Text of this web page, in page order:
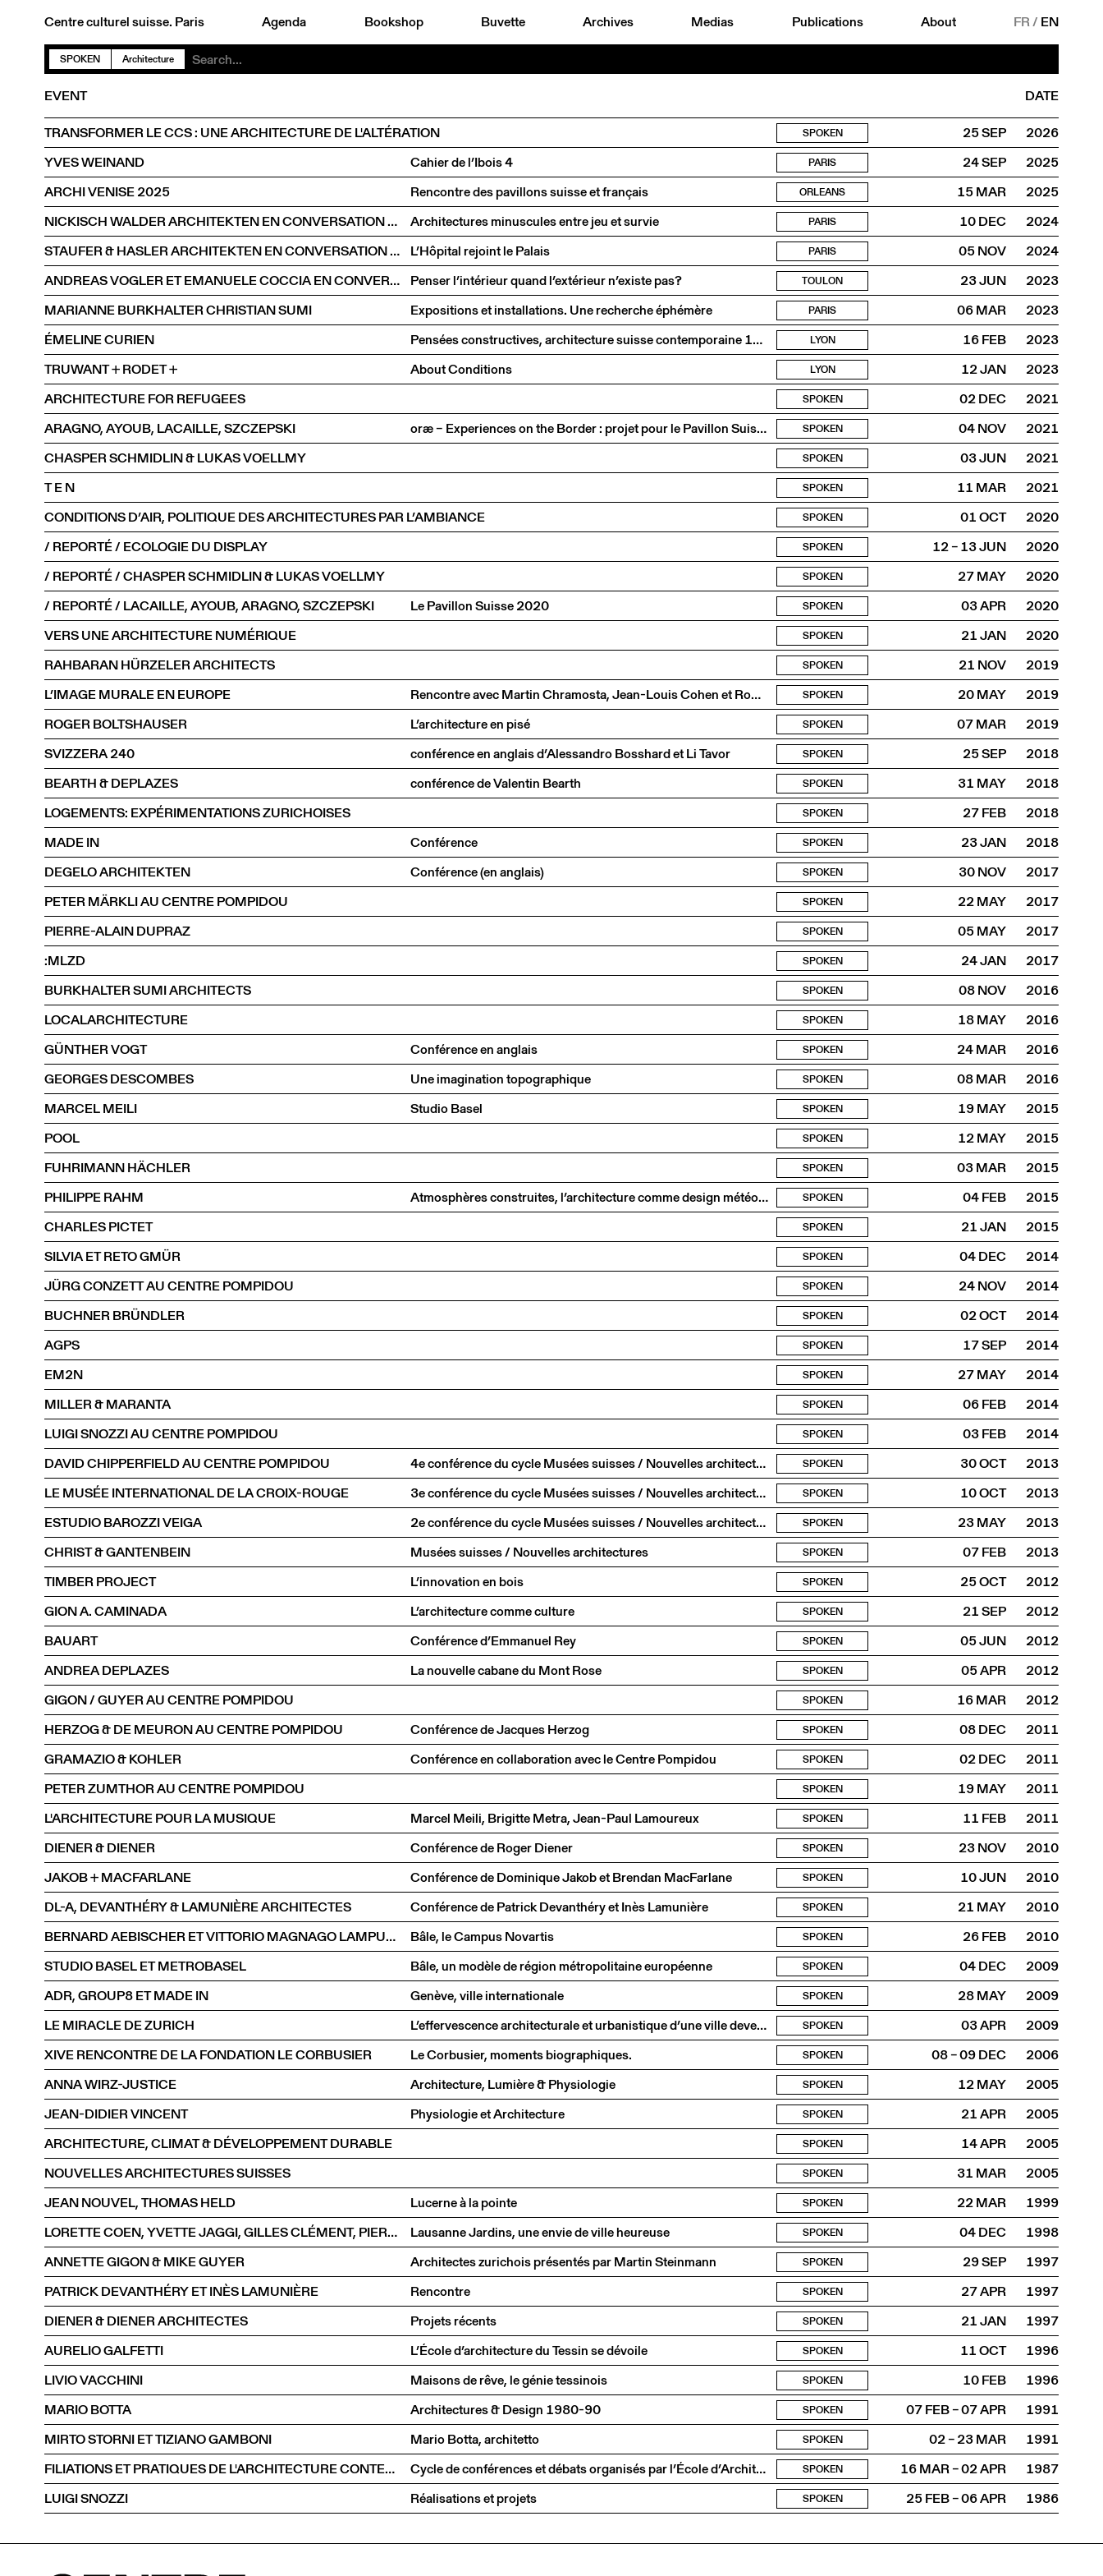
Centre culturel suisse. Paris Agenda Bookshop Buvette Archives Medias Publications About FR/ EN
SPOKEN Architecture
EVENT
DATE
TRANSFORMER LE CCS : UNE ARCHITECTURE DE L'ALTÉRATION
SPOKEN 25 SEP
2026
YVES WEINAND
Cahier de l’Ibois 4 PARIS 24 SEP
2025
ARCHI VENISE 2025
Rencontre des pavillons suisse et français ORLEANS 15 MAR
2025
NICKISCH WALDER ARCHITEKTEN EN CONVERSATION AVEC OLIVIA FUNES LASTRA
Architectures minuscules entre jeu et survie PARIS 10 DEC
2024
STAUFER & HASLER ARCHITEKTEN EN CONVERSATION AVEC BENOÎT PIÉRON
L’Hôpital rejoint le Palais PARIS 05 NOV
2024
ANDREAS VOGLER ET EMANUELE COCCIA EN CONVERSATION AVEC CHARLOTTE POUPON
Penser l’intérieur quand l’extérieur n’existe pas? TOULON 23 JUN
2023
MARIANNE BURKHALTER CHRISTIAN SUMI
Expositions et installations. Une recherche éphémère PARIS 06 MAR
2023
ÉMELINE CURIEN
Pensées constructives, architecture suisse contemporaine 1980-2000 LYON 16 FEB
2023
TRUWANT + RODET +
About Conditions LYON 12 JAN
2023
ARCHITECTURE FOR REFUGEES
SPOKEN 02 DEC
2021
ARAGNO, AYOUB, LACAILLE, SZCZEPSKI
oræ – Experiences on the Border : projet pour le Pavillon Suisse 2021 SPOKEN 04 NOV
2021
CHASPER SCHMIDLIN & LUKAS VOELLMY
SPOKEN 03 JUN
2021
T E N
SPOKEN 11 MAR
2021
CONDITIONS D’AIR, POLITIQUE DES ARCHITECTURES PAR L’AMBIANCE
SPOKEN 01 OCT
2020
/ REPORTÉ / ECOLOGIE DU DISPLAY
SPOKEN 12 – 13 JUN
2020
/ REPORTÉ / CHASPER SCHMIDLIN & LUKAS VOELLMY
SPOKEN 27 MAY
2020
/ REPORTÉ / LACAILLE, AYOUB, ARAGNO, SZCZEPSKI
Le Pavillon Suisse 2020 SPOKEN 03 APR
2020
VERS UNE ARCHITECTURE NUMÉRIQUE
SPOKEN 21 JAN
2020
RAHBARAN HÜRZELER ARCHITECTS
SPOKEN 21 NOV
2019
L’IMAGE MURALE EN EUROPE
Rencontre avec Martin Chramosta, Jean-Louis Cohen et Romy Golan SPOKEN 20 MAY
2019
ROGER BOLTSHAUSER
L’architecture en pisé SPOKEN 07 MAR
2019
SVIZZERA 240
conférence en anglais d’Alessandro Bosshard et Li Tavor SPOKEN 25 SEP
2018
BEARTH & DEPLAZES
conférence de Valentin Bearth SPOKEN 31 MAY
2018
LOGEMENTS: EXPÉRIMENTATIONS ZURICHOISES
SPOKEN 27 FEB
2018
MADE IN
Conférence SPOKEN 23 JAN
2018
DEGELO ARCHITEKTEN
Conférence (en anglais) SPOKEN 30 NOV
2017
PETER MÄRKLI AU CENTRE POMPIDOU
SPOKEN 22 MAY
2017
PIERRE-ALAIN DUPRAZ
SPOKEN 05 MAY
2017
:MLZD
SPOKEN 24 JAN
2017
BURKHALTER SUMI ARCHITECTS
SPOKEN 08 NOV
2016
LOCALARCHITECTURE
SPOKEN 18 MAY
2016
GÜNTHER VOGT
Conférence en anglais SPOKEN 24 MAR
2016
GEORGES DESCOMBES
Une imagination topographique SPOKEN 08 MAR
2016
MARCEL MEILI
Studio Basel SPOKEN 19 MAY
2015
POOL
SPOKEN 12 MAY
2015
FUHRIMANN HÄCHLER
SPOKEN 03 MAR
2015
PHILIPPE RAHM
Atmosphères construites, l’architecture comme design météorologique SPOKEN 04 FEB
2015
CHARLES PICTET
SPOKEN 21 JAN
2015
SILVIA ET RETO GMÜR
SPOKEN 04 DEC
2014
JÜRG CONZETT AU CENTRE POMPIDOU
SPOKEN 24 NOV
2014
BUCHNER BRÜNDLER
SPOKEN 02 OCT
2014
AGPS
SPOKEN 17 SEP
2014
EM2N
SPOKEN 27 MAY
2014
MILLER & MARANTA
SPOKEN 06 FEB
2014
LUIGI SNOZZI AU CENTRE POMPIDOU
SPOKEN 03 FEB
2014
DAVID CHIPPERFIELD AU CENTRE POMPIDOU
4e conférence du cycle Musées suisses / Nouvelles architectures SPOKEN 30 OCT
2013
LE MUSÉE INTERNATIONAL DE LA CROIX-ROUGE
3e conférence du cycle Musées suisses / Nouvelles architectures SPOKEN 10 OCT
2013
ESTUDIO BAROZZI VEIGA
2e conférence du cycle Musées suisses / Nouvelles architectures SPOKEN 23 MAY
2013
CHRIST & GANTENBEIN
Musées suisses / Nouvelles architectures SPOKEN 07 FEB
2013
TIMBER PROJECT
L’innovation en bois SPOKEN 25 OCT
2012
GION A. CAMINADA
L’architecture comme culture SPOKEN 21 SEP
2012
BAUART
Conférence d’Emmanuel Rey SPOKEN 05 JUN
2012
ANDREA DEPLAZES
La nouvelle cabane du Mont Rose SPOKEN 05 APR
2012
GIGON / GUYER AU CENTRE POMPIDOU
SPOKEN 16 MAR
2012
HERZOG & DE MEURON AU CENTRE POMPIDOU
Conférence de Jacques Herzog SPOKEN 08 DEC
2011
GRAMAZIO & KOHLER
Conférence en collaboration avec le Centre Pompidou SPOKEN 02 DEC
2011
PETER ZUMTHOR AU CENTRE POMPIDOU
SPOKEN 19 MAY
2011
L'ARCHITECTURE POUR LA MUSIQUE
Marcel Meili, Brigitte Metra, Jean-Paul Lamoureux SPOKEN 11 FEB
2011
DIENER & DIENER
Conférence de Roger Diener SPOKEN 23 NOV
2010
JAKOB + MACFARLANE
Conférence de Dominique Jakob et Brendan MacFarlane SPOKEN 10 JUN
2010
DL-A, DEVANTHÉRY & LAMUNIÈRE ARCHITECTES
Conférence de Patrick Devanthéry et Inès Lamunière SPOKEN 21 MAY
2010
BERNARD AEBISCHER ET VITTORIO MAGNAGO LAMPUGNANI
Bâle, le Campus Novartis SPOKEN 26 FEB
2010
STUDIO BASEL ET METROBASEL
Bâle, un modèle de région métropolitaine européenne SPOKEN 04 DEC
2009
ADR, GROUP8 ET MADE IN
Genève, ville internationale SPOKEN 28 MAY
2009
LE MIRACLE DE ZURICH
L’effervescence architecturale et urbanistique d’une ville devenue modèle SPOKEN 03 APR
2009
XIVE RENCONTRE DE LA FONDATION LE CORBUSIER
Le Corbusier, moments biographiques. SPOKEN 08 – 09 DEC
2006
ANNA WIRZ-JUSTICE
Architecture, Lumière & Physiologie SPOKEN 12 MAY
2005
JEAN-DIDIER VINCENT
Physiologie et Architecture SPOKEN 21 APR
2005
ARCHITECTURE, CLIMAT & DÉVELOPPEMENT DURABLE
SPOKEN 14 APR
2005
NOUVELLES ARCHITECTURES SUISSES
SPOKEN 31 MAR
2005
JEAN NOUVEL, THOMAS HELD
Lucerne à la pointe SPOKEN 22 MAR
1999
LORETTE COEN, YVETTE JAGGI, GILLES CLÉMENT, PIERRE-FRANÇOIS MOURIER
Lausanne Jardins, une envie de ville heureuse SPOKEN 04 DEC
1998
ANNETTE GIGON & MIKE GUYER
Architectes zurichois présentés par Martin Steinmann SPOKEN 29 SEP
1997
PATRICK DEVANTHÉRY ET INÈS LAMUNIÈRE
Rencontre SPOKEN 27 APR
1997
DIENER & DIENER ARCHITECTES
Projets récents SPOKEN 21 JAN
1997
AURELIO GALFETTI
L’École d’architecture du Tessin se dévoile SPOKEN 11 OCT
1996
LIVIO VACCHINI
Maisons de rêve, le génie tessinois SPOKEN 10 FEB
1996
MARIO BOTTA
Architectures & Design 1980-90 SPOKEN 07 FEB – 07 APR
1991
MIRTO STORNI ET TIZIANO GAMBONI
Mario Botta, architetto SPOKEN 02 – 23 MAR
1991
FILIATIONS ET PRATIQUES DE L'ARCHITECTURE CONTEMPORAINE EN SUISSE
Cycle de conférences et débats organisés par l’École d’Architecture de Paris La Défense SPOKEN 16 MAR – 02 APR
1987
LUIGI SNOZZI
Réalisations et projets SPOKEN 25 FEB – 06 APR 1986